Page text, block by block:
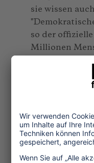
sie wissen
so der
Millionen
Anhang